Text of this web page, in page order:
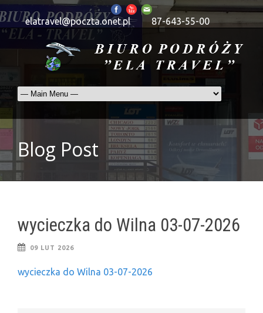
elatravel@poczta.onet.pl 87-643-55-00
Blog Post
wycieczka do Wilna 03-07-2026
09 LUT 2026
wycieczka do Wilna 03-07-2026